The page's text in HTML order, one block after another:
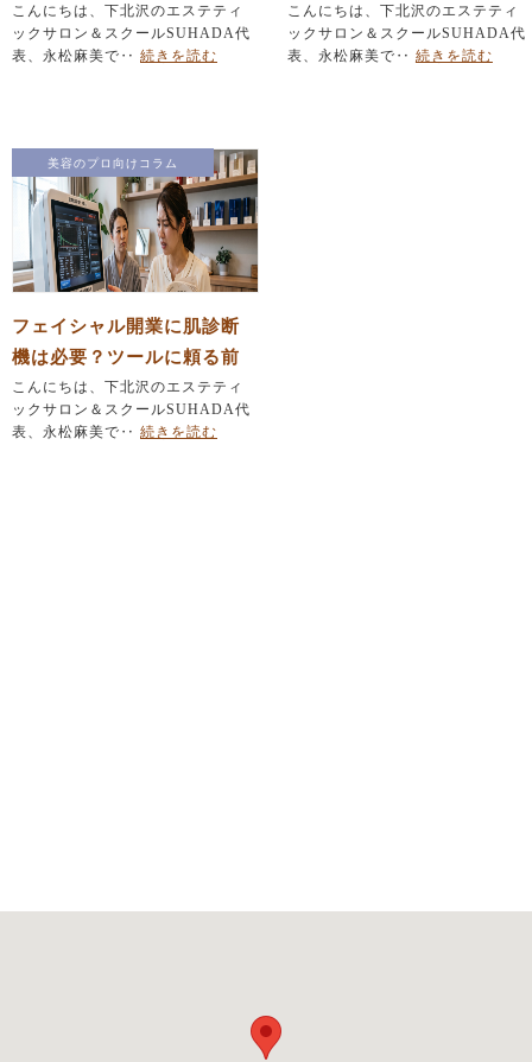
販」で作る安定経営の仕組
み
こんにちは、下北沢のエステティ
ックサロン＆スクールSUHADA代
表、永松麻美で‥ 続きを読む
なメニュー詰め込みを防ぐ
『引き算』の法則
こんにちは、下北沢のエステティ
ックサロン＆スクールSUHADA代
表、永松麻美で‥ 続きを読む
美容のプロ向けコラム
フェイシャル開業に肌診断
機は必要？ツールに頼る前
にエステティシャンが育て
るべき「たった一つの力」
こんにちは、下北沢のエステティ
ックサロン＆スクールSUHADA代
表、永松麻美で‥ 続きを読む